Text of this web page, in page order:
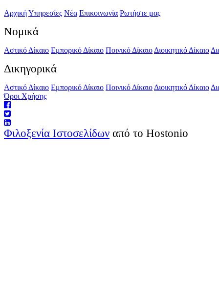
ΑρχικήΥπηρεσίες Νέα Επικοινωνία Ρωτήστε μας
Νομικά
Αστικό Δίκαιο Εμπορικό Δίκαιο Ποινικό Δίκαιο Διοικητικό Δίκαιο
Δικηγορικά
Αστικό Δίκαιο Εμπορικό Δίκαιο Ποινικό Δίκαιο Διοικητικό Δίκαιο
Όροι Χρήσης
Φιλοξενία Ιστοσελίδων από το Hostonio